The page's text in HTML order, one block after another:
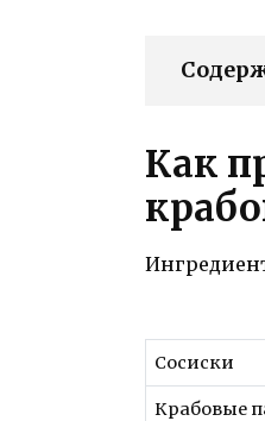
Как
Сосиски
Крабовые